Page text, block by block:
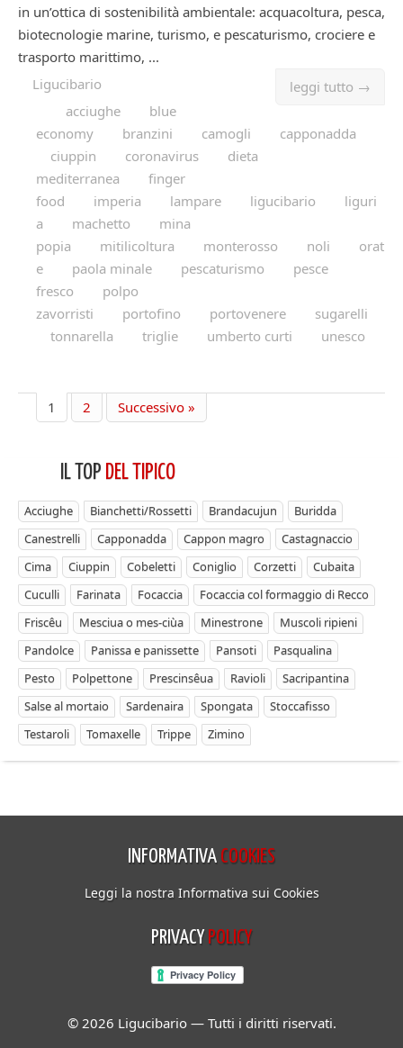
in un’ottica di sostenibilità ambientale: acquacoltura, pesca,
biotecnologie marine, turismo, e pescaturismo, crociere e
trasporto marittimo, ...
leggi tutto →
Ligucibario
acciughe
blue
economy
branzini camogli
capponadda
ciuppin
coronavirus
dieta
mediterranea
finger
food
imperia lampare ligucibario
liguri
a
machetto
mina
popia
mitilicoltura monterosso noli
orat
e
paola minale pescaturismo
pesce
fresco
polpo
zavorristi
portofino portovenere
sugarelli
tonnarella
triglie umberto curti unesco
1 2 Successivo »
IL TOP DEL TIPICO
Acciughe Bianchetti/Rossetti Brandacujun
Buridda
Canestrelli
Capponadda Cappon magro
Castagnaccio
Cima
Ciuppin Cobeletti Coniglio Corzetti
Cubaita
Cuculli
Farinata Focaccia
Focaccia col formaggio di Recco
Friscêu
Mesciua o mes-ciùa Minestrone
Muscoli ripieni
Pandolce
Panissa e panissette Pansoti
Pasqualina
Pesto
Polpettone Prescinsêua Ravioli
Sacripantina
Salse al mortaio
Sardenaira Spongata
Stoccafisso
Testaroli
Tomaxelle Trippe Zimino
INFORMATIVA COOKIES
Leggi la nostra Informativa sui Cookies
PRIVACY POLICY
© 2026 Ligucibario — Tutti i diritti riservati.